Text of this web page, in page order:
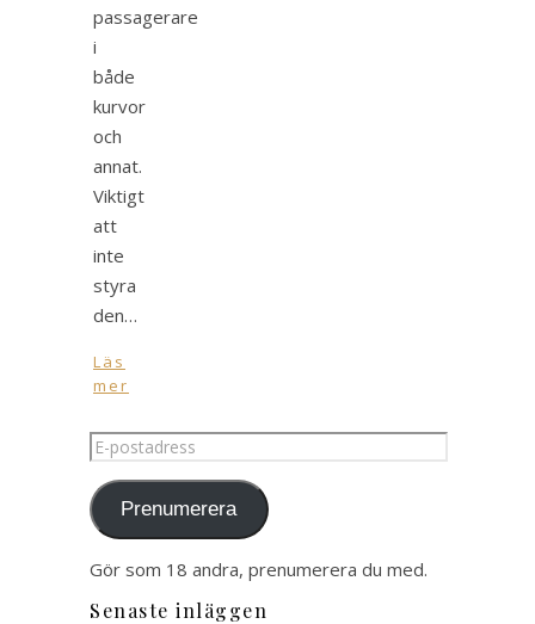
passagerare
i
både
kurvor
och
annat.
Viktigt
att
inte
styra
den…
Läs
mer
E-
postadress
Prenumerera
Gör som 18 andra, prenumerera du med.
Senaste inläggen